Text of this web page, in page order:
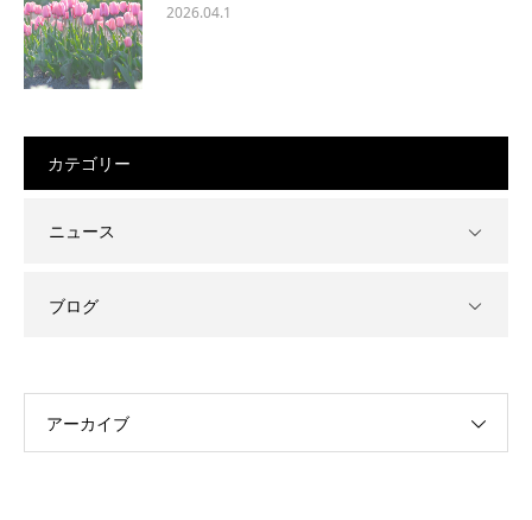
2026.04.1
カテゴリー
ニュース
ブログ
アーカイブ